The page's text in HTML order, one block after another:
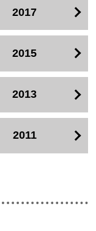
2017
2015
2013
2011